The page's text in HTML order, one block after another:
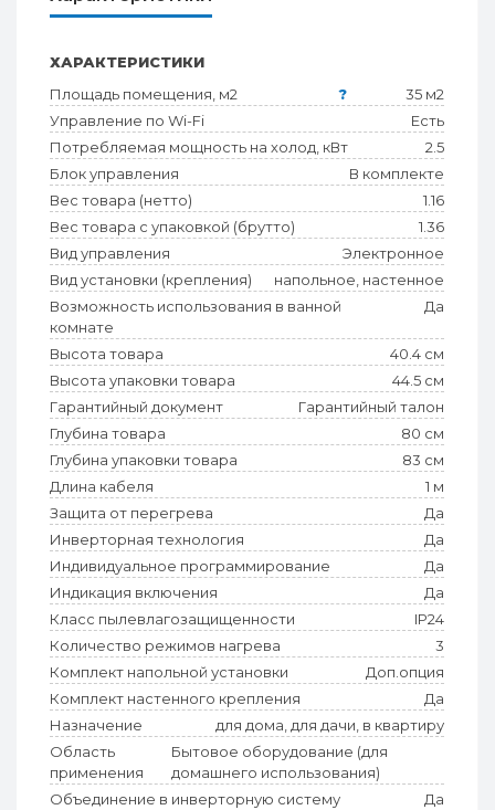
ХАРАКТЕРИСТИКИ
Площадь помещения, м2
?
35 м2
Управление по Wi-Fi
Есть
Потребляемая мощность на холод, кВт
2.5
Блок управления
В комплекте
Вес товара (нетто)
1.16
Вес товара с упаковкой (брутто)
1.36
Вид управления
Электронное
Вид установки (крепления)
напольное, настенное
Возможность использования в ванной
комнате
Да
Высота товара
40.4 см
Высота упаковки товара
44.5 см
Гарантийный документ
Гарантийный талон
Глубина товара
80 см
Глубина упаковки товара
83 см
Длина кабеля
1 м
Защита от перегрева
Да
Инверторная технология
Да
Индивидуальное программирование
Да
Индикация включения
Да
Класс пылевлагозащищенности
IP24
Количество режимов нагрева
3
Комплект напольной установки
Доп.опция
Комплект настенного крепления
Да
Назначение
для дома, для дачи, в квартиру
Область
применения
Бытовое оборудование (для
домашнего использования)
Объединение в инверторную систему
Да